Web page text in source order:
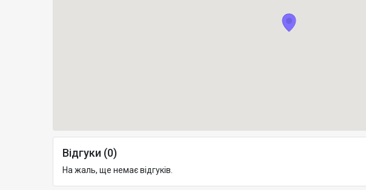
Відгуки (0)
На жаль, ще немає відгуків.